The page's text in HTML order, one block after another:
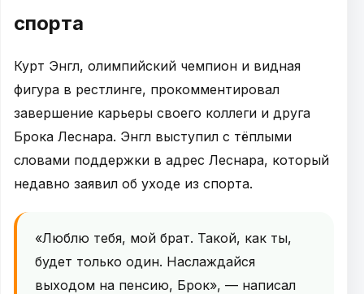
спорта
Курт Энгл, олимпийский чемпион и видная
фигура в рестлинге, прокомментировал
завершение карьеры своего коллеги и друга
Брока Леснара. Энгл выступил с тёплыми
словами поддержки в адрес Леснара, который
недавно заявил об уходе из спорта.
«Люблю тебя, мой брат. Такой, как ты,
будет только один. Наслаждайся
выходом на пенсию, Брок», — написал